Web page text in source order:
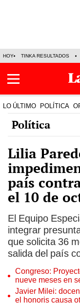
HOY TINKA RESULTADOS
LO ÚLTIMO POLÍTICA
Política
Lilia
país
el 10 de
El Equipo
integrar
que solicita 36
salida del país
Congreso:
nueve meses en
Javier Milei:
el honoris causa